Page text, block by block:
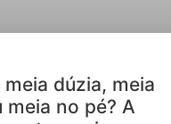
dúzia, meia
meia no pé? A